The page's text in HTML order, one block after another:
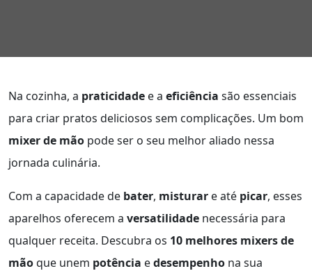
Na cozinha, a praticidade e a eficiência são essenciais
para criar pratos deliciosos sem complicações. Um bom
mixer de mão pode ser o seu melhor aliado nessa
jornada culinária.
Com a capacidade de bater, misturar e até picar, esses
aparelhos oferecem a versatilidade necessária para
qualquer receita. Descubra os 10 melhores mixers de
mãoque unem potência edesempenho na sua